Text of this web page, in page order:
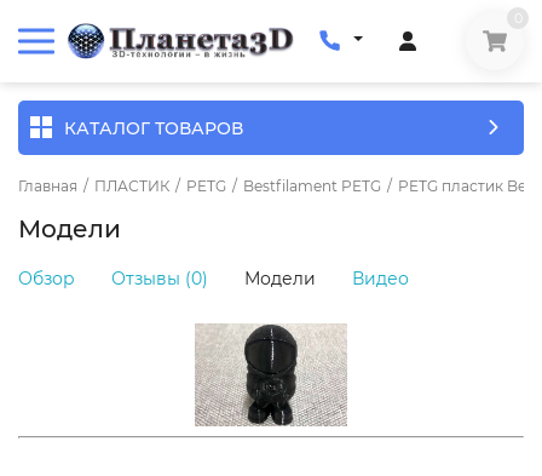
КАТАЛОГ ТОВАРОВ
Главная / ПЛАСТИК / PETG / Bestfilament PETG / PETG пластик
Модели
Обзор Отзывы (0) Модели Видео